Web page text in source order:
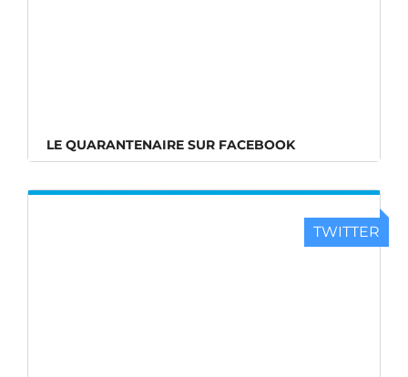
LE QUARANTENAIRE SUR FACEBOOK
TWITTER